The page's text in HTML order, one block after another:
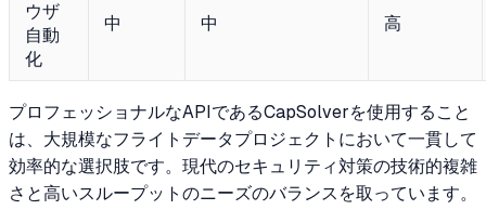
ウザ
自動
化
中 中 高
プロフェッショナルなAPIであるCapSolverを使用すること
は、大規模なフライトデータプロジェクトにおいて一貫して
効率的な選択肢です。現代のセキュリティ対策の技術的複雑
さと高いスループットのニーズのバランスを取っています。